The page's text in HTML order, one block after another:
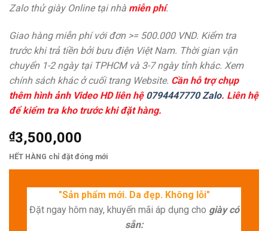
Zalo thử giày Online tại nhà miễn phí.
Giao hàng miễn phí với đơn >= 500.000 VND. Kiểm tra
trước khi trả tiền bởi bưu điện Việt Nam. Thời gian vận
chuyển 1-2 ngày tại TPHCM và 3-7 ngày tỉnh khác. Xem
chính sách khác ở cuối trang Website. Cần hỗ trợ chụp
thêm hình ảnh Video HD liên hệ 0794447770 Zalo. Liên hệ
để kiểm tra kho trước khi đặt hàng.
₫3,500,000
HẾT HÀNG chỉ đặt đóng mới
"Sản phẩm mới. Da đẹp. Không lỗi"
Đặt ngay hôm nay, khuyến mãi áp dụng cho giày có
sẵn: